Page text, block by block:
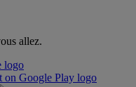
allez.